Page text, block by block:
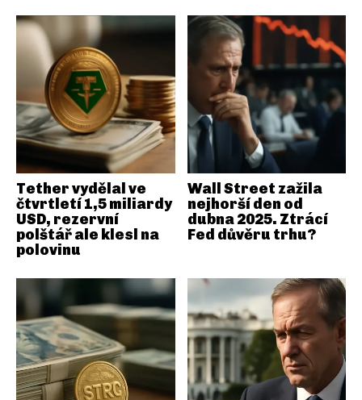
Tether vydělal ve
čtvrtletí 1,5 miliardy
USD, rezervní
polštář ale klesl na
polovinu
Wall Street zažila
nejhorší den od
dubna 2025. Ztrácí
Fed důvěru trhu?